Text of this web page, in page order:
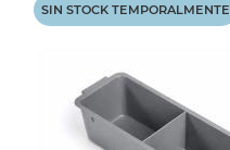
SIN STOCK TEMPORALMENTE